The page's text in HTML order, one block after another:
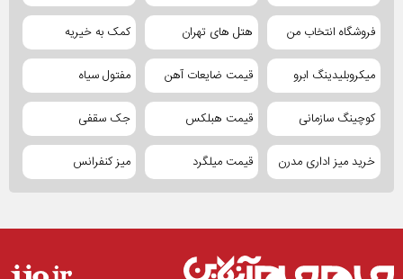
فروشگاه انتخاب من هتل های تهران کمک به خیریه
میکروبلیدینگ ابرو قیمت ضایعات آهن مفتول سیاه
کوچینگ سازمانی قیمت هبلکس جک سقفی
خرید میز اداری مدرن قیمت میلگرد میز کنفرانس